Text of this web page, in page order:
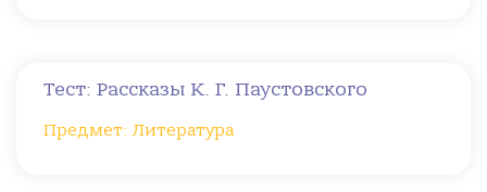
Тест: Рассказы К. Г. Паустовского
Предмет: Литература